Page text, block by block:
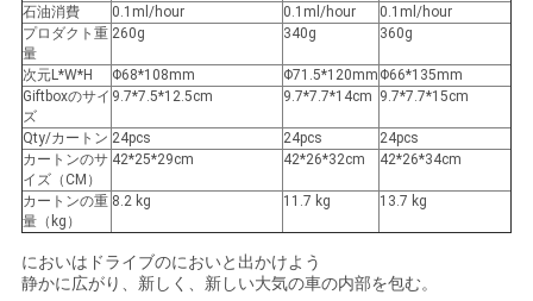
SHOPPING
ONLINE
地
図
石油消費 0.1ml/hour 0.1ml/hour
0.1ml/hour
プロダクト重
量
260g 340g 360g
次元L*W*H Φ68*108mm Φ71.5*120mm Φ66*135mm
Giftboxのサイ
ズ
9.7*7.5*12.5cm 9.7*7.7*14cm 9.7*7.7*15cm
Qty/カートン 24pcs 24pcs
24pcs
カートンのサ
イズ（CM）
42*25*29cm 42*26*32cm 42*26*34cm
カートンの重
量（kg）
8.2 kg 11.7 kg 13.7 kg
においはドライブのにおいと出かけよう
静かに広がり、新しく、新しい大気の車の内部を包む。